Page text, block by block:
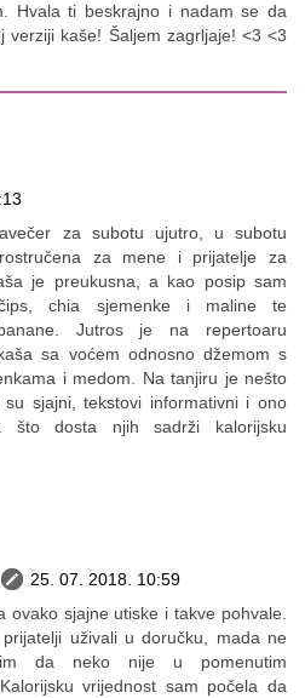
Hvala ti beskrajno i nadam se da
verziji kaše! Šaljem zagrljaje! <3 <3
za subotu ujutro, u subotu
za mene i prijatelje za
je preukusna, a kao posip sam
chia sjemenke i maline te
banane. Jutros je na repertoaru
sa voćem odnosno džemom s
i medom. Na tanjiru je nešto
su sjajni, tekstovi informativni i ono
što dosta njih sadrži kalorijsku
25. 07. 2018. 10:59
ovako sjajne utiske i takve pohvale.
uživali u doručku, mada ne
da neko nije u pomenutim
vrijednost sam počela da